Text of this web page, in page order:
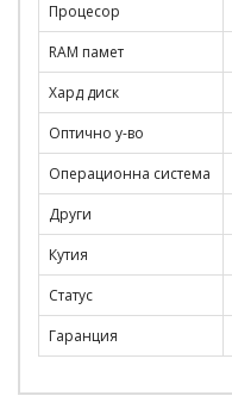
Процесор
RAM памет
Хард диск
Оптично у-во
Операционна система
Други
Кутия
Статус
Гаранция